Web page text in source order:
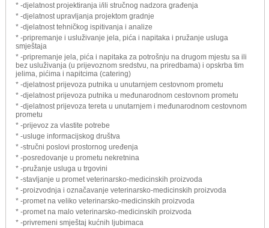
* -djelatnost projektiranja i/ili stručnog nadzora građenja
* -djelatnost upravljanja projektom gradnje
* -djelatnost tehničkog ispitivanja i analize
* -pripremanje i usluživanje jela, pića i napitaka i pružanje usluga
smještaja
* -pripremanje jela, pića i napitaka za potrošnju na drugom mjestu sa ili
bez usluživanja (u prijevoznom sredstvu, na priredbama) i opskrba tim
jelima, pićima i napitcima (catering)
* -djelatnost prijevoza putnika u unutarnjem cestovnom prometu
* -djelatnost prijevoza putnika u međunarodnom cestovnom prometu
* -djelatnost prijevoza tereta u unutarnjem i međunarodnom cestovnom
prometu
* -prijevoz za vlastite potrebe
* -usluge informacijskog društva
* -stručni poslovi prostornog uređenja
* -posredovanje u prometu nekretnina
* -pružanje usluga u trgovini
* -stavljanje u promet veterinarsko-medicinskih proizvoda
* -proizvodnja i označavanje veterinarsko-medicinskih proizvoda
* -promet na veliko veterinarsko-medicinskih proizvoda
* -promet na malo veterinarsko-medicinskih proizvoda
* -privremeni smještaj kućnih ljubimaca